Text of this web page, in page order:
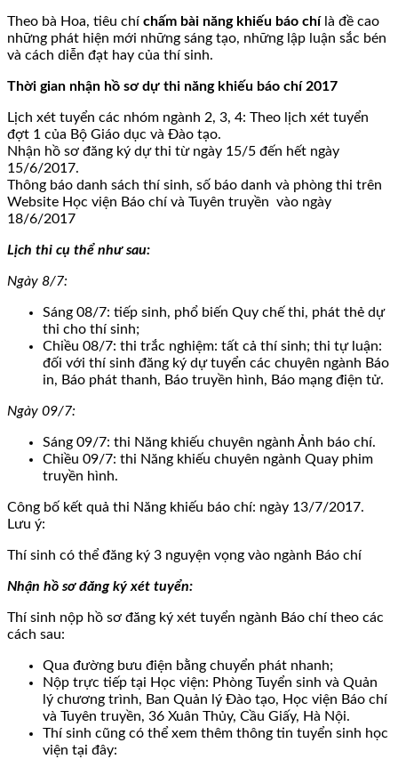
Theo bà Hoa, tiêu chí chấm bài năng khiếu báo chílà đề cao
những phát hiện mới những sáng tạo, những lập luận sắc bén
và cách diễn đạt hay của thí sinh.
Thời gian nhận hồ sơ dự thi năng khiếu báo chí 2017
Lịch xét tuyển các nhóm ngành 2, 3, 4: Theo lịch xét tuyển
đợt 1 của Bộ Giáo dục và Đào tạo.
Nhận hồ sơ đăng ký dự thi từ ngày 15/5 đến hết ngày
15/6/2017.
Thông báo danh sách thí sinh, số báo danh và phòng thi trên
Website Học viện Báo chí và Tuyên truyền vào ngày
18/6/2017
Lịch thi cụ thể như sau:
Ngày 8/7:
Sáng 08/7: tiếp sinh, phổ biến Quy chế thi, phát thẻ dự
thi cho thí sinh;
Chiều 08/7: thi trắc nghiệm: tất cả thí sinh; thi tự luận:
đối với thí sinh đăng ký dự tuyển các chuyên ngành Báo
in, Báo phát thanh, Báo truyền hình, Báo mạng điện tử.
Ngày 09/7:
Sáng 09/7: thi Năng khiếu chuyên ngành Ảnh báo chí.
Chiều 09/7: thi Năng khiếu chuyên ngành Quay phim
truyền hình.
Công bố kết quả thi Năng khiếu báo chí: ngày 13/7/2017.
Lưu ý:
Thí sinh có thể đăng ký 3 nguyện vọng vào ngành Báo chí
Nhận hồ sơ đăng ký xét tuyển:
Thí sinh nộp hồ sơ đăng ký xét tuyển ngành Báo chí theo các
cách sau:
Qua đường bưu điện bằng chuyển phát nhanh;
Nộp trực tiếp tại Học viện: Phòng Tuyển sinh và Quản
lý chương trình, Ban Quản lý Đào tạo, Học viện Báo chí
và Tuyên truyền, 36 Xuân Thủy, Cầu Giấy, Hà Nội.
Thí sinh cũng có thể xem thêm thông tin tuyển sinh học
viện tại đây: